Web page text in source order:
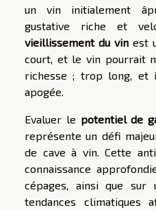
un vin initialement
gustative riche et
vieillissement du vinest
court, et le vin pourrait
richesse ; trop long, et
apogée.
Evaluer le potentiel de
représente un défi
de cave à vin. Cette
connaissance
cépages, ainsi que sur
tendances climatiques